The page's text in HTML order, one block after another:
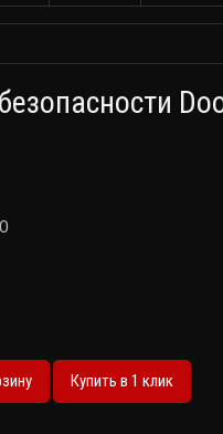
Купить в 1 клик